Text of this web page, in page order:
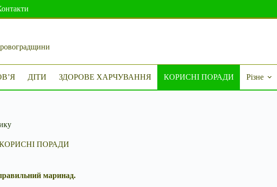
ДІТИ ЗДОРОВЕ ХАРЧУВАННЯ КОРИСНІ ПОРАДИ Різне
ПОРАДИ
маринад.